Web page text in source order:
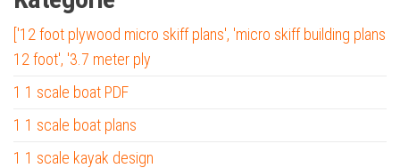
['12 foot plywood micro skiff plans', 'micro skiff building plans
12 foot', '3.7 meter ply
1 1 scale boat PDF
1 1 scale boat plans
1 1 scale kayak design